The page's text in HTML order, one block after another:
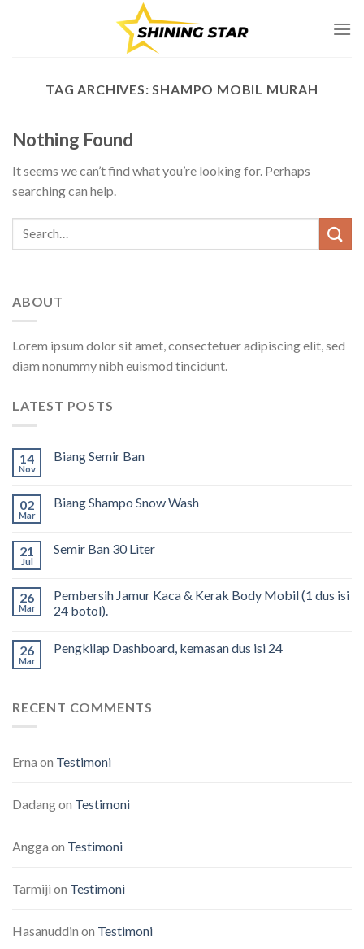
TAG ARCHIVES:SHAMPO MOBIL MURAH
Nothing Found
It seems we can’t find what you’re looking for. Perhaps
searching can help.
ABOUT
Lorem ipsum dolor sit amet, consectetuer adipiscing elit, sed
diam nonummy nibh euismod tincidunt.
LATEST POSTS
14
Nov
Biang Semir Ban
02
Mar
Biang Shampo Snow Wash
21
Jul
Semir Ban 30 Liter
26
Mar
Pembersih Jamur Kaca & Kerak Body Mobil (1 dus isi
24 botol).
26
Mar
Pengkilap Dashboard, kemasan dus isi 24
RECENT COMMENTS
Erna on Testimoni
Dadangon Testimoni
Angga on Testimoni
Tarmiji on Testimoni
Hasanuddin on Testimoni